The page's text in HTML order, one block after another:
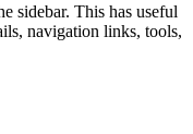
sidebar. This has useful
navigation links, tools,